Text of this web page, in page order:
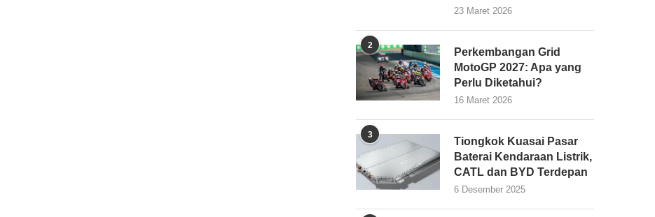
23 Maret 2026
2
Perkembangan Grid
MotoGP 2027: Apa yang
Perlu Diketahui?
16 Maret 2026
3
Tiongkok Kuasai Pasar
Baterai Kendaraan Listrik,
CATL dan BYD Terdepan
6 Desember 2025